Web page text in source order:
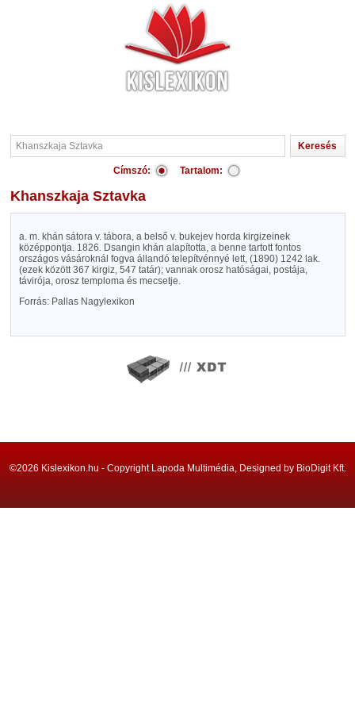
Címszó: Tartalom:
Khanszkaja Sztavka
a. m. khán sátora v. tábora, a belső v. bukejev horda kirgizeinek
középpontja. 1826. Dsangin khán alapította, a benne tartott fontos
országos vásároknál fogva állandó telepítvénnyé lett, (1890) 1242 lak.
(ezek között 367 kirgiz, 547 tatár); vannak orosz hatóságai, postája,
távirója, orosz temploma és mecsetje.
Forrás: Pallas Nagylexikon
©2026 Kislexikon.hu - Copyright Lapoda Multimédia, Designed by BioDigit Kft.